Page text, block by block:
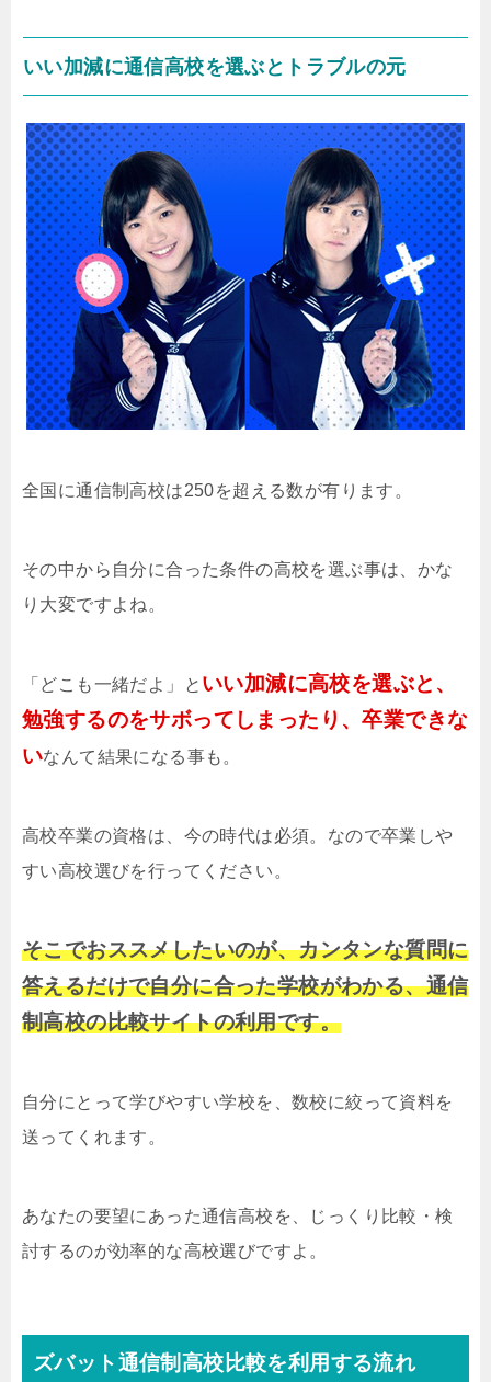
いい加減に通信高校を選ぶとトラブルの元
全国に通信制高校は250を超える数が有ります。
その中から自分に合った条件の高校を選ぶ事は、かな
り大変ですよね。
「どこも一緒だよ」と いい加減に高校を選ぶと、
勉強するのをサボってしまったり、卒業できな
いなんて結果になる事も。
高校卒業の資格は、今の時代は必須。なので卒業しや
すい高校選びを行ってください。
そこでおススメしたいのが、カンタンな質問に
答えるだけで自分に合った学校がわかる、通信
制高校の比較サイトの利用です。
自分にとって学びやすい学校を、数校に絞って資料を
送ってくれます。
あなたの要望にあった通信高校を、じっくり比較・検
討するのが効率的な高校選びですよ。
ズバット通信制高校比較を利用する流れ